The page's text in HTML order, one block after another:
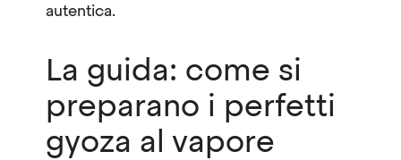
autentica.
La guida: come si
preparano i perfetti
gyoza al vapore